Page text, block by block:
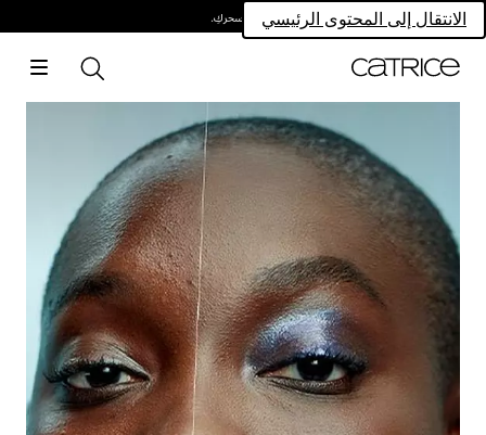
الانتقال إلى المحتوى الرئيسيامتلكي سحركِ.